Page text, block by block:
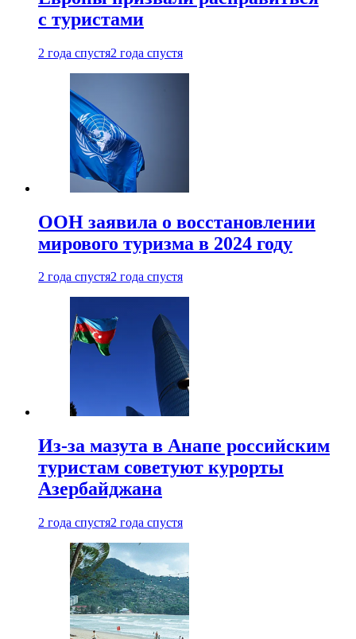
с туристами
2 года спустя2 года спустя
ООН заявила о восстановлении
мирового туризма в 2024 году
2 года спустя2 года спустя
Из-за мазута в Анапе российским
туристам советуют курорты
Азербайджана
2 года спустя2 года спустя